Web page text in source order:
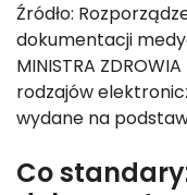
Źródło:
dokumentacji
MINISTRA
rodzajów
wydane na
Co